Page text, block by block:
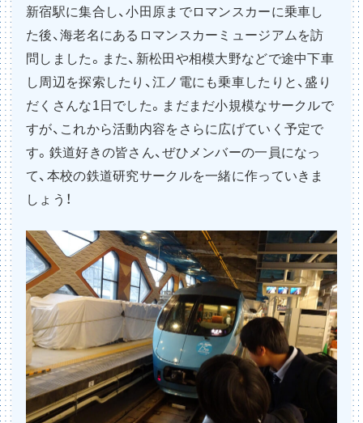
新宿駅に集合し、小田原までロマンスカーに乗車し
た後、海老名にあるロマンスカーミュージアムを訪
問しました。また、新松田や相模大野などで途中下車
し周辺を探索したり、江ノ電にも乗車したりと、盛り
だくさんな1日でした。まだまだ小規模なサークルで
すが、これから活動内容をさらに広げていく予定で
す。鉄道好きの皆さん、ぜひメンバーの一員になっ
て、本校の鉄道研究サークルを一緒に作っていきま
しょう！